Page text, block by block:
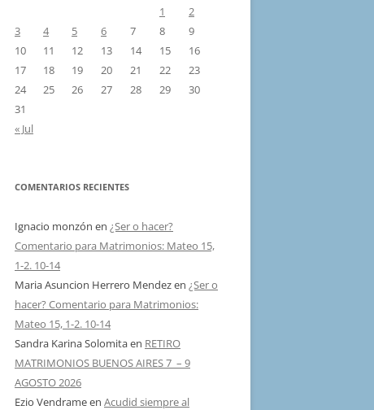
1
2
3
4 5 6 7 8
9
10
11 12 13 14 15
16
17
18 19 20 21 22
23
24
25 26 27 28 29
30
31
« Jul
COMENTARIOS RECIENTES
Ignacio monzón en ¿Ser o hacer?
Comentario para Matrimonios: Mateo 15,
1-2. 10-14
Maria Asuncion Herrero Mendezen ¿Ser o
hacer? Comentario para Matrimonios:
Mateo 15, 1-2. 10-14
Sandra Karina Solomitaen RETIRO
MATRIMONIOS BUENOS AIRES 7 – 9
AGOSTO 2026
Ezio Vendrameen Acudid siempre al